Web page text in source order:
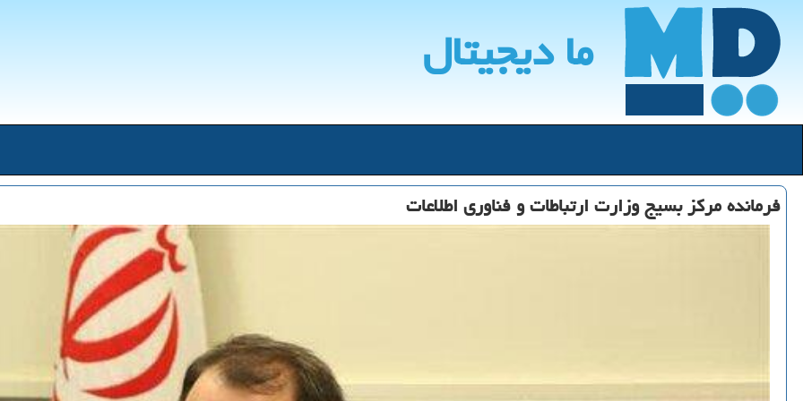
ما دیجیتال
فرمانده مرکز بسیج وزارت ارتباطات و فناوری اطلاعات